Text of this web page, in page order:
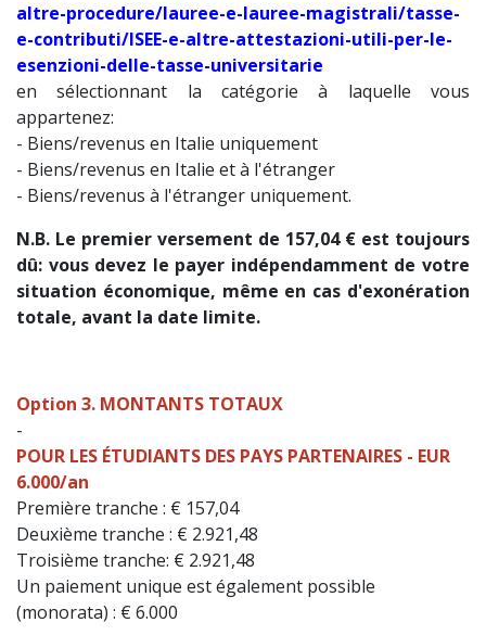
altre-procedure/lauree-e-lauree-magistrali/tasse-
e-contributi/ISEE-e-altre-attestazioni-utili-per-le-
esenzioni-delle-tasse-universitarie
en sélectionnant la catégorie à laquelle vous
appartenez:
- Biens/revenus en Italie uniquement
- Biens/revenus en Italie et à l'étranger
- Biens/revenus à l'étranger uniquement.
N.B. Le premier versement de 157,04 € est toujours
dû: vous devez le payer indépendamment de votre
situation économique, même en cas d'exonération
totale, avant la date limite.
Option 3. MONTANTS TOTAUX
-
POUR LES ÉTUDIANTS DES PAYS PARTENAIRES - EUR
6.000/an
Première tranche : € 157,04
Deuxième tranche : € 2.921,48
Troisième tranche: € 2.921,48
Un paiement unique est également possible
(monorata) : € 6.000